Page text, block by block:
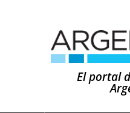
El portal